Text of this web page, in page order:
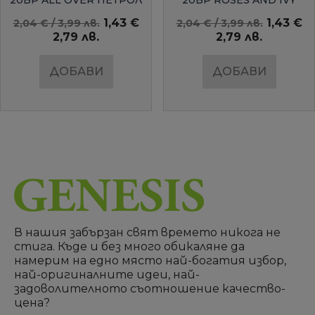
2,04 € / 3,99 лв. 1,43 €
2,79 лв.
ДОБАВИ
2,04 € / 3,99 лв. 1,43 €
2,79 лв.
ДОБАВИ
В нашия забързан свят времето никога не
стига. Къде и без много обикаляне да
намерим на едно място най-богатия избор,
най-оригиналните идеи, най-
задоволителното съотношение качество-
цена?